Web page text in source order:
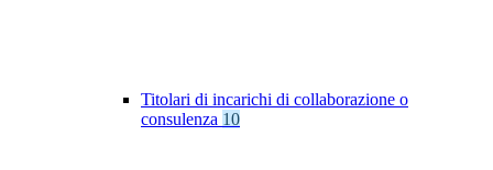
Titolari di incarichi di collaborazione o
consulenza 10